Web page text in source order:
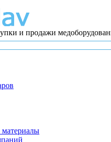
и продажи